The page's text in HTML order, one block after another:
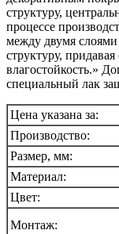
структуру,
процессе
между двумя
структуру,
влагостойкость.»
специальный лак
Цена указана за:
Производство:
Размер, мм:
Материал:
Цвет:
Монтаж: